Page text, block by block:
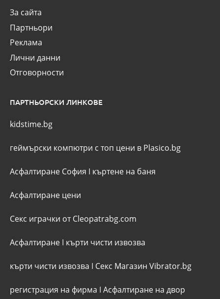
За сайта
Партньори
Реклама
Лични данни
Отговорности
ПАРТНЬОРСКИ ЛИНКОВЕ
kidstime.bg
геймърски компютри с топ цени в Plasico.bg
Асфалтиране София I къртене на баня
Асфалтиране цени
Секс играчки от Cleopatrabg.com
Асфалтиране I кърти чисти извозва
кърти чисти извозва I Секс Магазин Vibrator.bg
регистрация на фирма I Асфалтиране на двор